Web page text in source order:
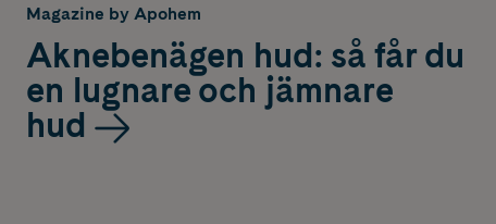
Magazine by Apohem
Aknebenägen hud: så får du
en lugnare och jämnare
hud